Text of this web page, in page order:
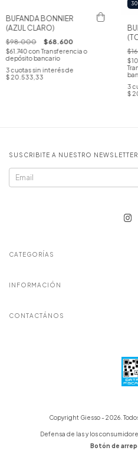
BUFANDA BONNIER
(AZUL CLARO)
$98.000 $68.600
$61.740con Transferencia o
depósito bancario
3cuotas sin interés de
$ 20.533,33
30
3
$
SUSCRIBITE A NUESTRO NEWSLETTER
CATEGORÍAS
INFORMACIÓN
CONTACTÁNOS
Copyright Giesso - 2026.
Defensa de las y los
Botón de